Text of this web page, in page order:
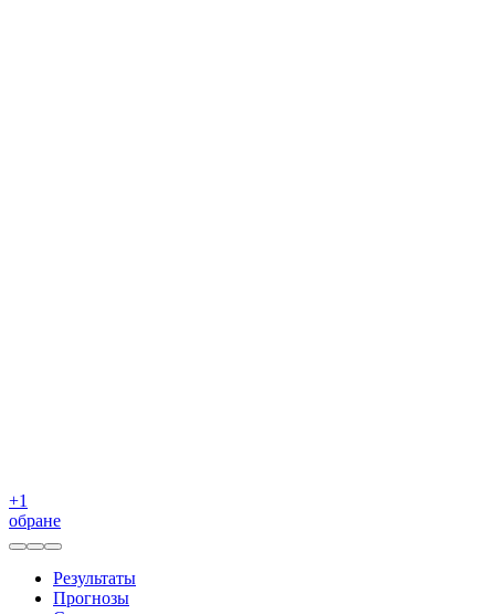
+1
обране
Результаты
Прогнозы